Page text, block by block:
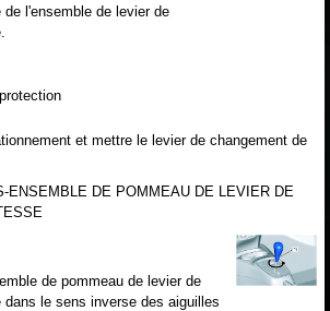
l'ensemble de levier de
et mettre le levier de changement de
ENSEMBLE DE POMMEAU DE LEVIER DE
de pommeau de levier de
le sens inverse des aiguilles